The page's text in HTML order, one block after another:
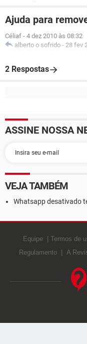
Ajuda para
Céliaf - 4 dez 2010 às 08:32
alberto o sofrido - 28 fev
2 Respostas
ASSINE NOSSA
VEJA TAMBÉM
Whatsapp desativado
Equipe Termos de
Regulamento
A